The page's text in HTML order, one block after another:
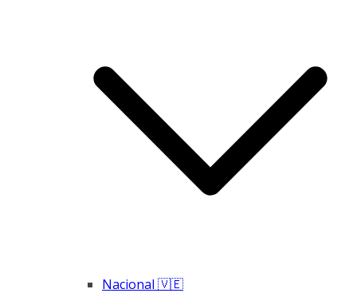
Nacional 🇻🇪